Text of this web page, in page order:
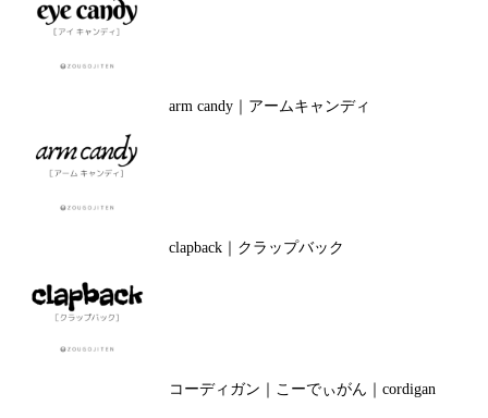
arm candy｜アームキャンディ
clapback｜クラップバック
コーディガン｜こーでぃがん｜cordigan